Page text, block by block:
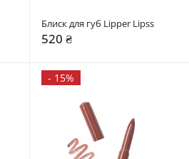
Блиск для губ Lipper Lipss
520 ₴
- 15%